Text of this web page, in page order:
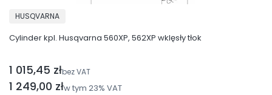
Cylinder kpl. Husqvarna 560XP, 562XP wklęsły tłok
PRODUCENT
HUSQVARNA
Cena brutto
1 249,00 złw tym 23% VAT
Cena netto
1 015,45 złbez VAT